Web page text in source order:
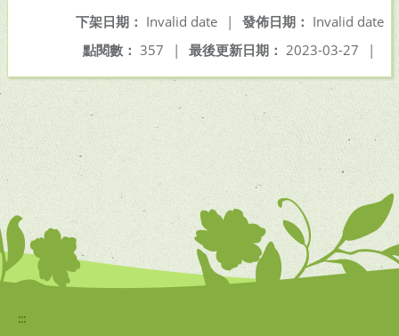
發佈日期： Invalid date
下架日期： Invalid date
|
最後更新日期： 2023-03-27 |
點閱數： 357 |
:::